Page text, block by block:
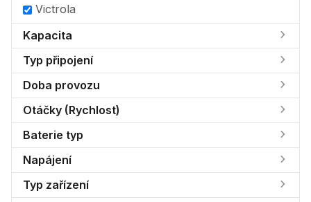
Victrola
Kapacita
Typ připojení
Doba provozu
Otáčky (Rychlost)
Baterie typ
Napájení
Typ zařízení